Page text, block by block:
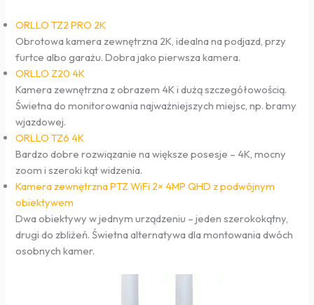
ORLLO TZ2 PRO 2K
Obrotowa kamera zewnętrzna 2K, idealna na podjazd, przy
furtce albo garażu. Dobra jako pierwsza kamera.
ORLLO Z20 4K
Kamera zewnętrzna z obrazem 4K i dużą szczegółowością.
Świetna do monitorowania najważniejszych miejsc, np. bramy
wjazdowej.
ORLLO TZ6 4K
Bardzo dobre rozwiązanie na większe posesje – 4K, mocny
zoom i szeroki kąt widzenia.
Kamera zewnętrzna PTZ WiFi 2× 4MP QHD z podwójnym
obiektywem
Dwa obiektywy w jednym urządzeniu – jeden szerokokątny,
drugi do zbliżeń. Świetna alternatywa dla montowania dwóch
osobnych kamer.